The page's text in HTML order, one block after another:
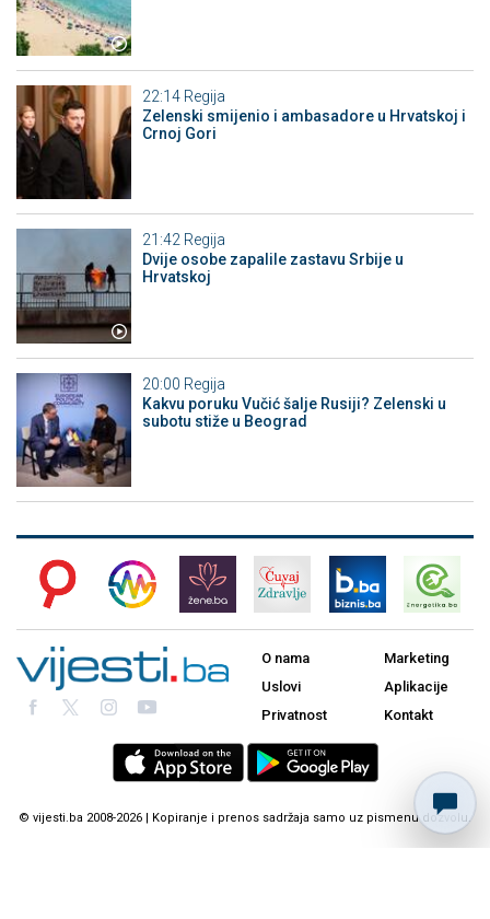
22:14 Regija
Zelenski smijenio i ambasadore u Hrvatskoj i
Crnoj Gori
21:42 Regija
Dvije osobe zapalile zastavu Srbije u
Hrvatskoj
20:00 Regija
Kakvu poruku Vučić šalje Rusiji? Zelenski u
subotu stiže u Beograd
O nama
Uslovi
Privatnost
Marketing
Aplikacije
Kontakt
© vijesti.ba 2008-2026 | Kopiranje i prenos sadržaja samo uz pismenu dozvolu.